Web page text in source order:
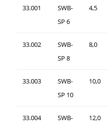
33.001
SWB-
SP 6
4,5
33.002
SWB-
SP 8
8,0
33.003
SWB-
SP 10
10,0
33.004
SWB-
12,0